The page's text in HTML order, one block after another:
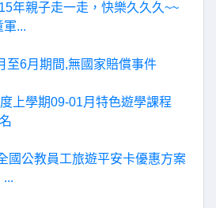
年親子走一走，快樂久久久~~
...
至6月期間,無國家賠償事件
上學期09-01月特色遊學課程
國公教員工旅遊平安卡優惠方案
...